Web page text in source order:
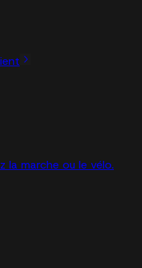
la marche ou le vélo.